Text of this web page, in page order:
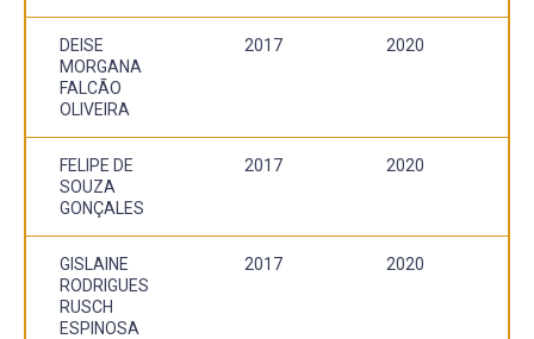
DEISE
MORGANA
FALCÃO
OLIVEIRA
2017 2020
FELIPE DE
SOUZA
GONÇALES
2017 2020
GISLAINE
RODRIGUES
RUSCH
ESPINOSA
2017 2020